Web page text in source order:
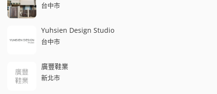
台中市
Yuhsien Design Studio
台中市
廣豐鞋業
新北市